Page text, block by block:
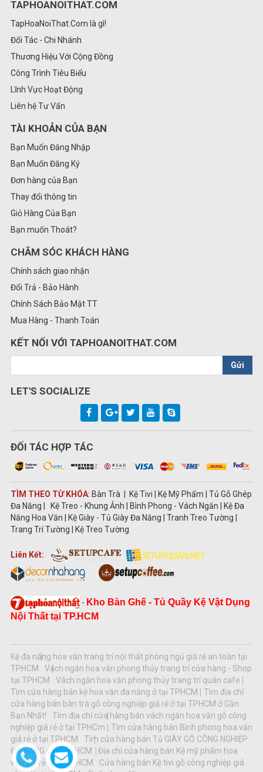
TAPHOANOITHAT.COM
TapHoaNoiThat.Com là gì!
Đối Tác - Chi Nhánh
Thương Hiệu Với Cộng Đồng
Công Trình Tiêu Biểu
Lĩnh Vực Hoạt Động
Liên hệ Tư Vấn
TÀI KHOẢN CỦA BẠN
Bạn Muốn Đăng Nhập
Bạn Muốn Đăng Ký
Đơn hàng của Bạn
Thay đổi thông tin
Giỏ Hàng Của Bạn
Bạn muốn Thoát?
CHĂM SÓC KHÁCH HÀNG
Chính sách giao nhận
Đổi Trả - Bảo Hành
Chính Sách Bảo Mật TT
Mua Hàng - Thanh Toán
KẾT NỐI VỚI TAPHOANOITHAT.COM
Gửi
LET'S SOCIALIZE
ĐỐI TÁC HỢP TÁC
TÌM THEO TỪ KHÓA: Bàn Trà | Kệ Tivi | Kệ Mỹ Phẩm | Tủ Gỗ Ghép
Đa Năng | Kệ Treo - Khung Ảnh | Bình Phong - Vách Ngăn | Kệ Đa
Năng Hoa Văn | Kệ Giày - Tủ Giày Đa Năng | Tranh Treo Tường |
Trang Trí Tường | Kệ Treo Tường
Liên Kết:
- Kho Bàn Ghế - Tủ Quầy Kệ Vật Dụng
Nội Thất tại TP.HCM
Kệ đa năng hoa văn trang trí nội thất phòng ngủ giá rẻ an toàn tại
TPHCM
Vách ngăn hoa văn phong thủy trang trí cửa hàng - Shop
tại TPHCM
Vách ngăn hoa văn phong thủy trang trí quán cafe
Tìm cửa hàng bán kệ hoa văn đa năng ở tại TPHCM
Tìm địa chỉ
cửa hàng bán bàn trà gỗ công nghiệp giá rẻ ở tại TPHCM ở Gần
Bạn Nhất!
Tìm địa chỉ cửa hàng bán vách ngăn hoa văn gỗ công
nghiệp giá rẻ ở tại TPHCm
Tìm cửa hàng bán Bình phong hoa văn
giá rẻ ở tại TPHCM
Tìm cửa hàng bán Tủ GIÀY GỖ CÔNG NGHIỆP
ĐA NĂNG ở tại TPHCM
Địa chỉ cửa hàng bán Kệ mỹ phẩm hoa
văn giá rẻ ở tại TPHCM
Cửa hàng bán Kệ tivi gỗ công nghiệp giá